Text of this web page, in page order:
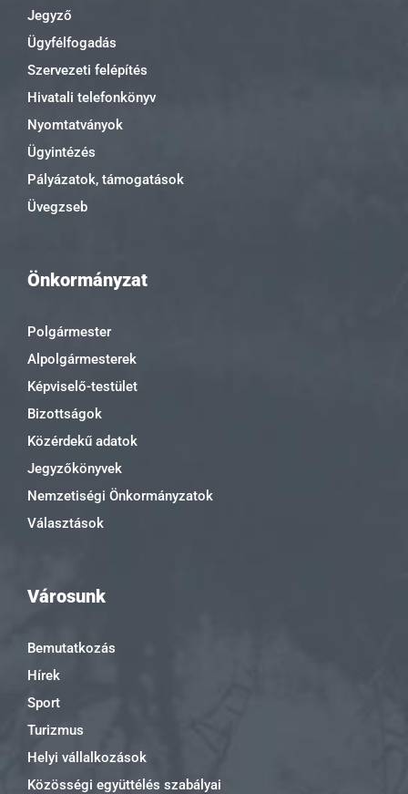
Jegyző
Ügyfélfogadás
Szervezeti felépítés
Hivatali telefonkönyv
Nyomtatványok
Ügyintézés
Pályázatok, támogatások
Üvegzseb
Önkormányzat
Polgármester
Alpolgármesterek
Képviselő-testület
Bizottságok
Közérdekű adatok
Jegyzőkönyvek
Nemzetiségi Önkormányzatok
Választások
Városunk
Bemutatkozás
Hírek
Sport
Turizmus
Helyi vállalkozások
Közösségi együttélés szabályai